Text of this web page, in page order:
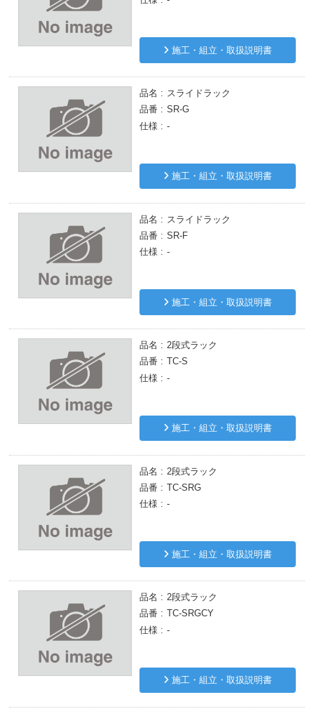
施工・組立・取扱説明書
品名
スライドラック
品番
SR-G
仕様
-
施工・組立・取扱説明書
品名
スライドラック
品番
SR-F
仕様
-
施工・組立・取扱説明書
品名
2段式ラック
品番
TC-S
仕様
-
施工・組立・取扱説明書
品名
2段式ラック
品番
TC-SRG
仕様
-
施工・組立・取扱説明書
品名
2段式ラック
品番
TC-SRGCY
仕様
-
施工・組立・取扱説明書